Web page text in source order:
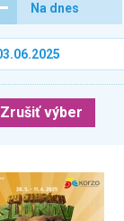
Na dnes
Zrušiť výber